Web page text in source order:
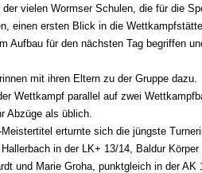
vielen Wormser Schulen, die für die
einen ersten Blick in die
Aufbau für den nächsten Tag begriffen
mit ihren Eltern zu der Gruppe dazu.
Wettkampf parallel auf zwei
Abzüge als üblich.
erturnte sich die jüngste
in der LK+ 13/14, Baldur
und Marie Groha, punktgleich in der